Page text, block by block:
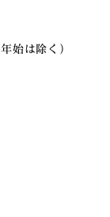
始は除く）